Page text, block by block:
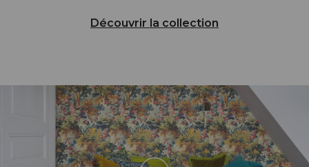
Découvrir la collection